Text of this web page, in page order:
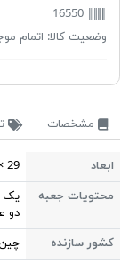
16550
وضعیت کالا: اتمام
مشخصات
ابعاد
29 × 29 سانتی متر
محتویات جعبه
یک
دو
کشور سازنده